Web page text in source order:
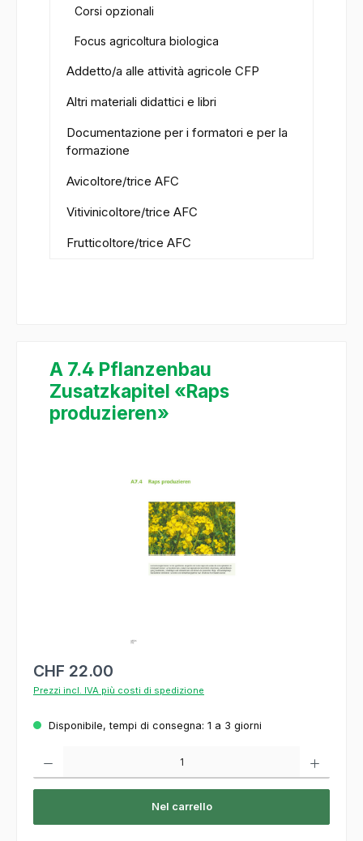
Corsi opzionali
Focus agricoltura biologica
Addetto/a alle attività agricole CFP
Altri materiali didattici e libri
Documentazione per i formatori e per la
formazione
Avicoltore/trice AFC
Vitivinicoltore/trice AFC
Frutticoltore/trice AFC
A 7.4 Pflanzenbau
Zusatzkapitel «Raps
produzieren»
CHF 22.00
Prezzi incl. IVA più costi di spedizione
Disponibile, tempi di consegna: 1 a 3 giorni
Nel carrello